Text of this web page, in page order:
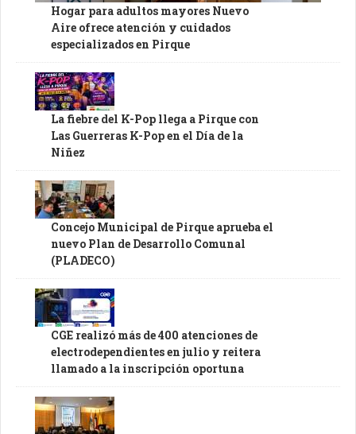
Hogar para adultos mayores Nuevo
Aire ofrece atención y cuidados
especializados en Pirque
La fiebre del K-Pop llega a Pirque con
Las Guerreras K-Pop en el Día de la
Niñez
Concejo Municipal de Pirque aprueba el
nuevo Plan de Desarrollo Comunal
(PLADECO)
CGE realizó más de 400 atenciones de
electrodependientes en julio y reitera
llamado a la inscripción oportuna